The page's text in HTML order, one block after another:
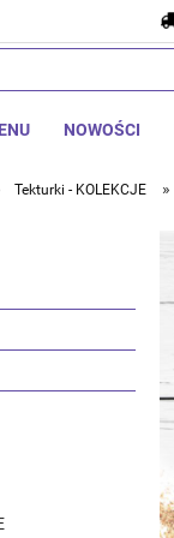
NOWOŚCI
Tekturki - KOLEKCJE »